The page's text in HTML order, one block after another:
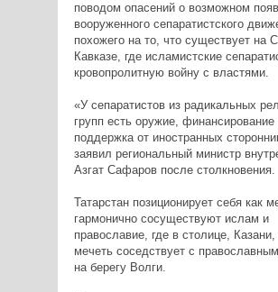
поводом опасений о возможном
вооруженного сепаратистского
похожего на то, что существует на
Кавказе, где исламистские
кровопролитную войну с властями.
«У сепаратистов из радикальных
групп есть оружие, финансирование
поддержка от иностранных
заявил региональный министр
Азгат Сафаров после столкновения.
Татарстан позиционирует себя как
гармонично сосуществуют ислам и
православие, где в столице,
мечеть соседствует с
на берегу Волги.